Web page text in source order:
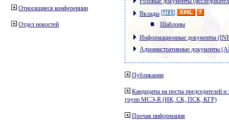
Относящиеся конференции
Отдел новостей
Вклады
Шаблоны
Информационные документы
Административные документы
Публикации
Кандидаты на посты председателей и
групп МСЭ-R (ИК, СК, ПСК, КГР)
Прочая информация